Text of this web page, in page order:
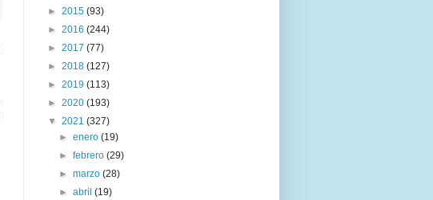
► 2015 (93)
► 2016 (244)
► 2017 (77)
► 2018 (127)
► 2019 (113)
► 2020 (193)
▼ 2021 (327)
►enero(19)
►febrero(29)
►marzo(28)
►abril(19)